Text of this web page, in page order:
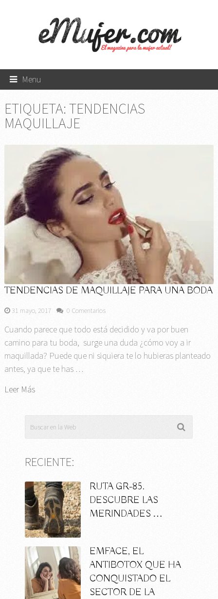
Menu
ETIQUETA: TENDENCIAS
MAQUILLAJE
TENDENCIAS DE MAQUILLAJE PARA UNA BODA
31 mayo, 2017 0 Comentarios
Cuando parece que todo está decidido y va por buen
camino para tu boda, surge una duda ¿cómo voy a ir
maquillada? Puede que ni siquiera te lo hubieras planteado
antes, ya que te has …
Leer Más
RECIENTE:
RUTA GR-85.
DESCUBRE LAS
MERINDADES …
EMFACE, EL
ANTIBOTOX QUE HA
CONQUISTADO EL
SECTOR DE LA